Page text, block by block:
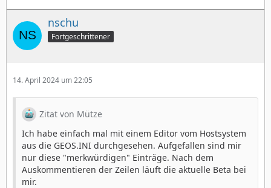
nschu
Fortgeschrittener
14. April 2024 um 22:05
Zitat von Mütze
Ich habe einfach mal mit einem Editor vom Hostsystem
aus die GEOS.INI durchgesehen. Aufgefallen sind mir
nur diese "merkwürdigen" Einträge. Nach dem
Auskommentieren der Zeilen läuft die aktuelle Beta bei
mir.